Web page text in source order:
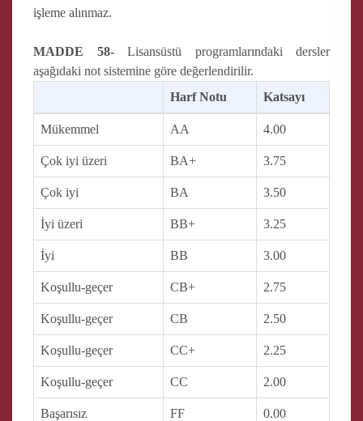
işleme alınmaz.
MADDE 58-Lisansüstü programlarındaki dersler
aşağıdaki not sistemine göre değerlendirilir.
Harf Notu
Katsayı
Mükemmel AA 4.00
Çok iyi üzeri BA+ 3.75
Çok iyi BA 3.50
İyi üzeri BB+ 3.25
İyi BB 3.00
Koşullu-geçer CB+ 2.75
Koşullu-geçer CB 2.50
Koşullu-geçer CC+ 2.25
Koşullu-geçer CC 2.00
Başarısız FF 0.00